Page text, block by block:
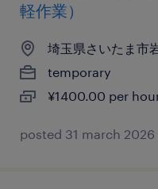
軽作業）
埼玉県さいたま市
temporary
¥1400.00 per
posted 31 march 2026